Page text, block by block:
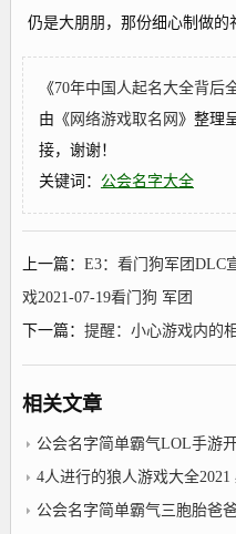
仍是大朋朋，那份细心制做的
《70年中国人起名大全背后
由《 网络游戏取名网 》整理
接，谢谢！
关键词： 公会名字大全
上一篇： E3：看门狗军团DLC
戏2021-07-19看门狗 军团
下一篇： 提醒：小心游戏内的
相关文章
公会名字简单霸气LOL手游开
4人进行的狼人游戏大全2021 必玩狼
公会名字简单霸气三胞胎爸爸给孩